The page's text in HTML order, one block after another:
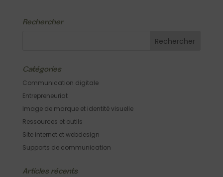
Rechercher
Catégories
Communication digitale
Entrepreneuriat
Image de marque et identité visuelle
Ressources et outils
Site internet et webdesign
Supports de communication
Articles récents